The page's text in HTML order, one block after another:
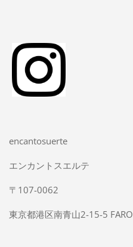
encantosuerte
エンカントスエルテ
〒107-0062
東京都港区南青山2-15-5